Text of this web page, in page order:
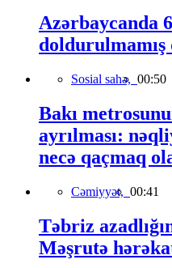
Azərbaycanda
doldurulmamış
Sosial sahə, 00:50
Bakı
ayrılması:
necə qaçmaq
Cəmiyyət, 00:41
Təbriz
Məşrutə